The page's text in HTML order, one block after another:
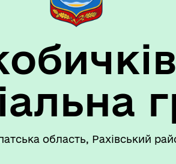
ТГ
область, Рахівський